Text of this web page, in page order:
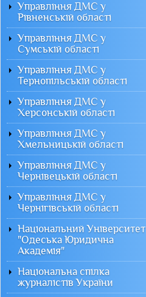
Управління ДМС у
Рівненській області
Управління ДМС у
Сумській області
Управління ДМС у
Тернопільській області
Управління ДМС у
Херсонській області
Управління ДМС у
Хмельницькій області
Управління ДМС у
Чернівецькій області
Управління ДМС у
Чернігівській області
Національний Університет
"Одеська Юридична
Академія"
Національна спілка
журналістів України